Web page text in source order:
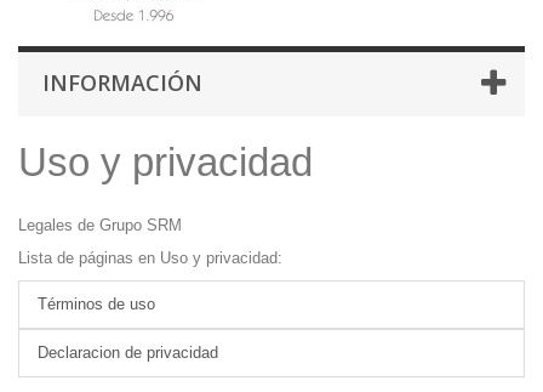
INFORMACIÓN
Uso y privacidad
Legales de Grupo SRM
Lista de páginas en Uso y privacidad:
Términos de uso
Declaracion de privacidad